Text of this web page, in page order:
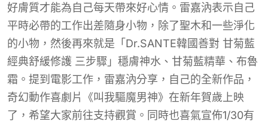
好膚質才能為自己每天帶來好心情。雷嘉汭表示自己
平時必帶的工作出差隨身小物，除了聖木和一些淨化
的小物，然後再來就是「Dr.SANTE韓國善對 甘菊藍
經典舒緩修護 三步驟」穩膚神水、甘菊藍精華、布魯
霜。提到電影工作，雷嘉汭分享，自己的全新作品，
奇幻動作喜劇片《叫我驅魔男神》在新年賀歲上映
了，希望大家前往支持觀賞。同時也喜氣宣佈1/30有